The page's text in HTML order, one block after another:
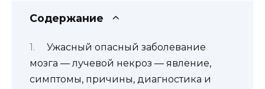
Содержание
Ужасный опасный заболевание
мозга — лучевой некроз — явление,
симптомы, причины, диагностика и